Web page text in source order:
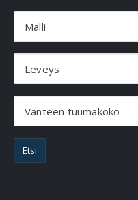
Malli
Leveys
Vanteen tuumakoko
Etsi